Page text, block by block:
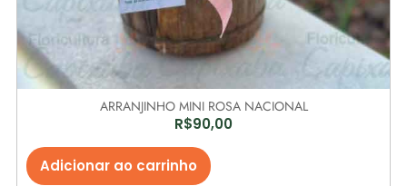
ARRANJINHO MINI ROSA NACIONAL
R$90,00
Adicionar ao carrinho